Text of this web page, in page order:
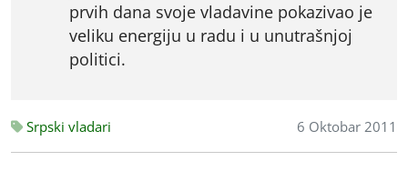
prvih dana svoje vladavine pokazivao je
veliku energiju u radu i u unutrašnjoj
politici.
Srpski vladari 6 Oktobar 2011